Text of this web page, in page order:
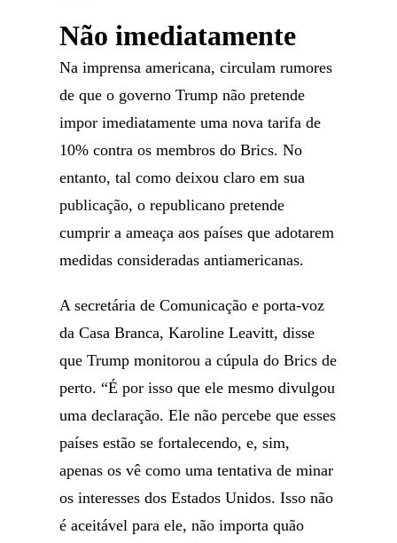
Não imediatamente
Na imprensa americana, circulam rumores
de que o governo Trump não pretende
impor imediatamente uma nova tarifa de
10% contra os membros do Brics. No
entanto, tal como deixou claro em sua
publicação, o republicano pretende
cumprir a ameaça aos países que adotarem
medidas consideradas antiamericanas.
A secretária de Comunicação e porta-voz
da Casa Branca, Karoline Leavitt, disse
que Trump monitorou a cúpula do Brics de
perto. “É por isso que ele mesmo divulgou
uma declaração. Ele não percebe que esses
países estão se fortalecendo, e, sim,
apenas os vê como uma tentativa de minar
os interesses dos Estados Unidos. Isso não
é aceitável para ele, não importa quão